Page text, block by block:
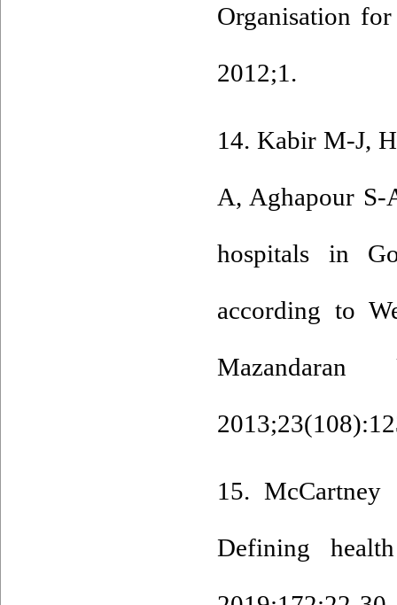
Organisation
2012;1.
14. Kabir M-J,
A, Aghapour S-
hospitals in
according to
15.
Defining